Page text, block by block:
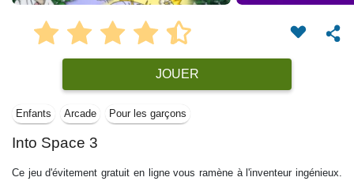
JOUER
Enfants Arcade Pour les garçons
Into Space 3
Ce jeu d'évitement gratuit en ligne vous ramène à l'inventeur ingénieux.